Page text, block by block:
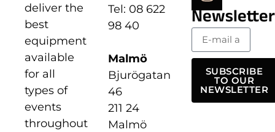
deliver the
best
equipment
available
for all
types of
events
throughout
Tel: 08 622
98 40
Malmö
Bjurögatan
46
211 24
Malmö
SUBSCRIBE
TO OUR
NEWSLETTER